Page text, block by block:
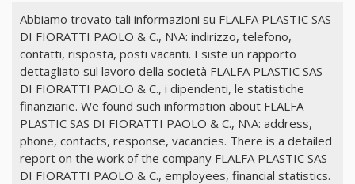
Abbiamo trovato tali informazioni su FLALFA PLASTIC SAS
DI FIORATTI PAOLO & C., N\A: indirizzo, telefono,
contatti, risposta, posti vacanti. Esiste un rapporto
dettagliato sul lavoro della società FLALFA PLASTIC SAS
DI FIORATTI PAOLO & C., i dipendenti, le statistiche
finanziarie. We found such information about FLALFA
PLASTIC SAS DI FIORATTI PAOLO & C., N\A: address,
phone, contacts, response, vacancies. There is a detailed
report on the work of the company FLALFA PLASTIC SAS
DI FIORATTI PAOLO & C., employees, financial statistics.